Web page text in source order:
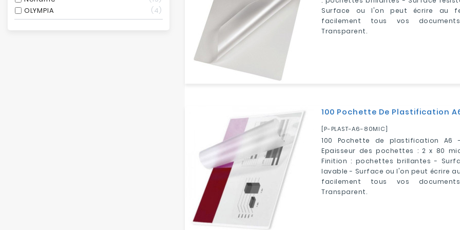
OLYMPIA
4
Surface ou l'on peut écrire au
facilement tous vos
Transparent.
100 Pochette De Plastification
[P-PLAST-A6-80MIC]
100 Pochette de plastification
Epaisseur des pochettes : 2 x 80
Finition : pochettes brillantes -
lavable - Surface ou l'on peut écrire
facilement tous vos
Transparent.